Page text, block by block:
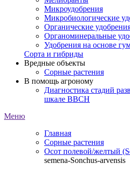
Микроудобрения
Микробиологические
Органические
Органоминеральные
Удобрения на основе
Сорта и гибриды
Вредные объекты
Сорные растения
В помощь агроному
Диагностика стадий
шкале ВВСН
Меню
Главная
Сорные растения
Осот полевой/желтый
semena-Sonchus-arvensis